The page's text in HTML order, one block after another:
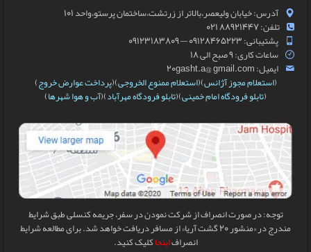
آدرس: خیابان ولیعصر،بالاتر از زرتشت،ساختمان پرستو،واحد 101
تلفن: 88921447 021
پشتیبانی: 09128465223 — 09123183809
ساعات کاری: 9 صبح الی 18
ایمیل: 20gasht.a@ gmail.com
(استعلام مجوز آژانس)(استعلام ممنوع الخروجی)(پرداخت عوارض خروج)
(تابلو فرودگاه امام خمینی)(تابلو فرودگاه مهرآباد)(آب و هوا شهرها)
توجه: در صورت انصراف از شرکت نمودن در سفر، جریمه کنسلی طبق شرایط
مندرج در «منشور 20 گشت آریا» از مسافر دریافت خواهد شد. برای مطالعه شرایط
انصرافاینجاکلیک کنید.